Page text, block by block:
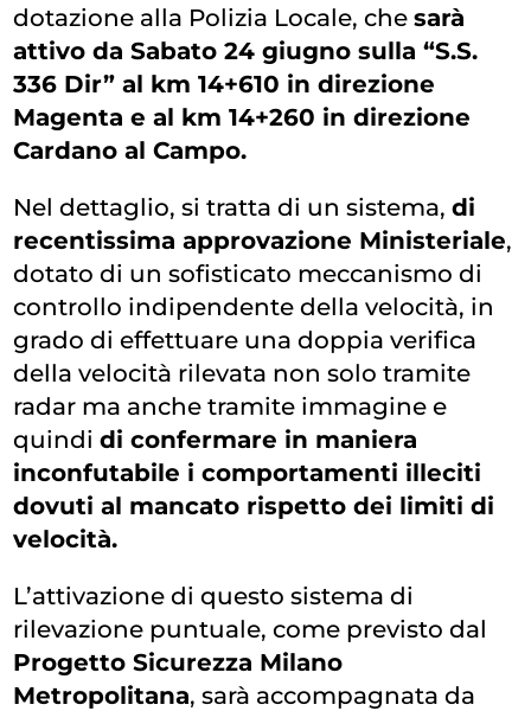
dotazione alla Polizia Locale, chesarà
attivo da Sabato 24 giugno sulla “S.S.
336 Dir” al km 14+610 in direzione
Magenta e al km 14+260 in direzione
Cardano al Campo.
Nel dettaglio, si tratta di un sistema,di
recentissima approvazione Ministeriale,
dotato di un sofisticato meccanismo di
controllo indipendente della velocità, in
grado di effettuare una doppia verifica
della velocità rilevata non solo tramite
radar ma anche tramite immagine e
quindidi confermare in maniera
inconfutabile i comportamenti illeciti
dovuti al mancato rispetto dei limiti di
velocità.
L’attivazione di questo sistema di
rilevazione puntuale, come previsto dal
Progetto Sicurezza Milano
Metropolitana, sarà accompagnata da